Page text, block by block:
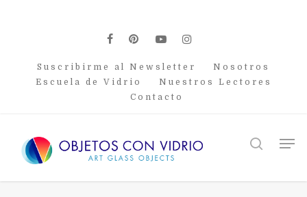
facebook
pinterest
youtubeinstagram
Suscribirme al Newsletter
Nosotros
Escuela de Vidrio
Nuestros Lectores
Contacto
search